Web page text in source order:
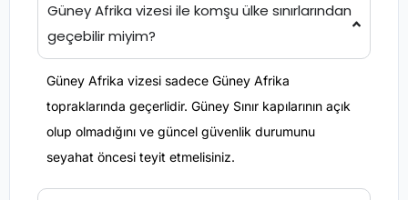
Güney Afrika vizesi ile komşu ülke sınırlarından
geçebilir miyim?
Güney Afrika vizesi sadece Güney Afrika
topraklarında geçerlidir. Güney Sınır kapılarının açık
olup olmadığını ve güncel güvenlik durumunu
seyahat öncesi teyit etmelisiniz.